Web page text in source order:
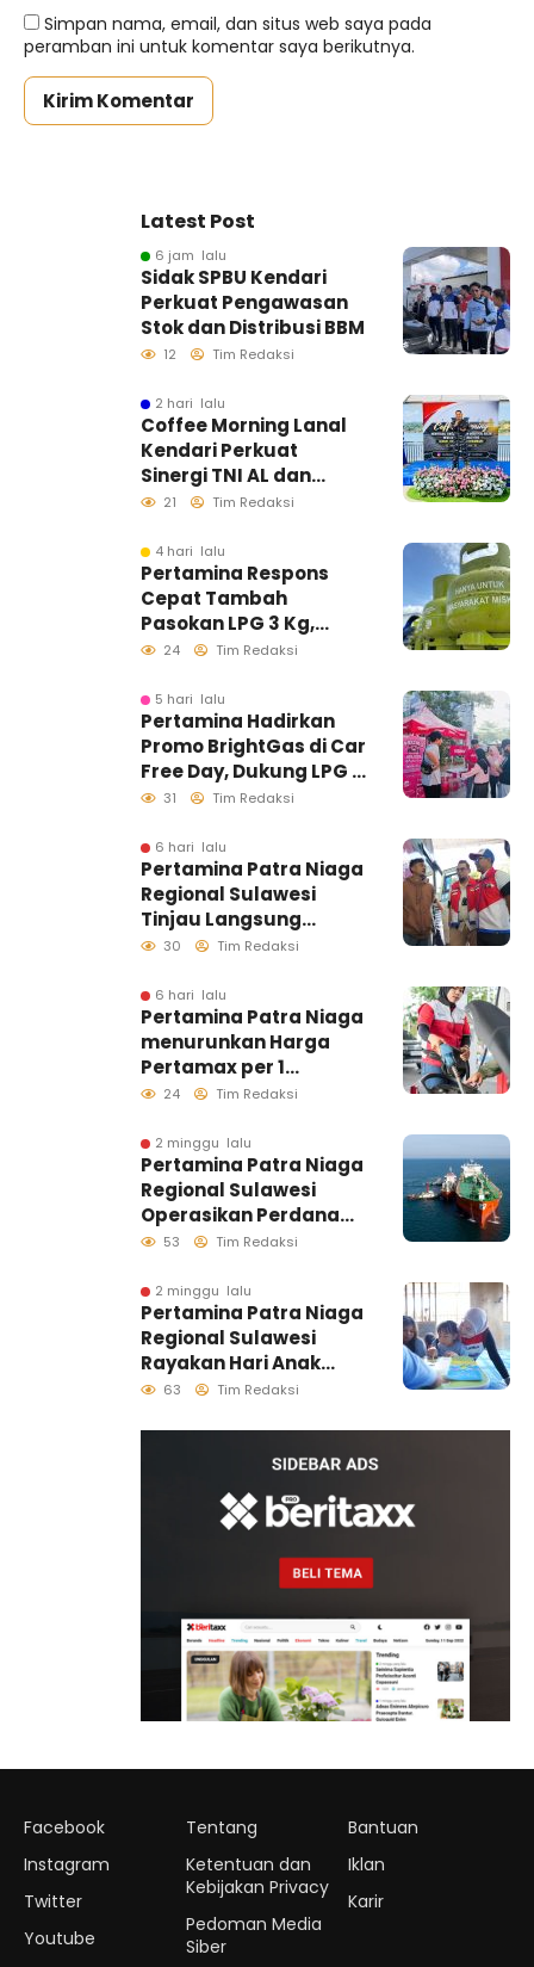
Simpan nama, email, dan situs web saya pada
peramban ini untuk komentar saya berikutnya.
Latest Post
6 jam lalu
Sidak SPBU Kendari
Perkuat Pengawasan
Stok dan Distribusi BBM
12 Tim Redaksi
2 hari lalu
Coffee Morning Lanal
Kendari Perkuat
Sinergi TNI AL dan
Insan Pers Wujudkan
21 Tim Redaksi
4 hari lalu
Pertamina Respons
Cepat Tambah
Pasokan LPG 3 Kg,
Kondisi Penyaluran di
Berlangsung Kondusif
24 Tim Redaksi
5 hari lalu
Pertamina Hadirkan
Promo BrightGas di Car
Free Day, Dukung LPG 3
Kg Tepat Sasaran
31 Tim Redaksi
6 hari lalu
Pertamina Patra Niaga
Regional Sulawesi
Tinjau Langsung
Pelayanan SPBU di
Distribusi Biosolar
Berjalan Optimal
30 Tim Redaksi
6 hari lalu
Pertamina Patra Niaga
menurunkan Harga
Pertamax per 1
Agustus 2026
24 Tim Redaksi
2 minggu lalu
Pertamina Patra Niaga
Regional Sulawesi
Operasikan Perdana
Ship to Ship
Distribusi B50 di
Kawasan Timur
Sulawesi
53 Tim Redaksi
2 minggu lalu
Pertamina Patra Niaga
Regional Sulawesi
Rayakan Hari Anak
Nasional Melalui
Ruang Tumbuh
Generasi Penjaga
63 Tim Redaksi
Facebook
Instagram
Twitter
Youtube
Tentang
Ketentuan dan
Kebijakan Privacy
Pedoman Media
Siber
Bantuan
Iklan
Karir